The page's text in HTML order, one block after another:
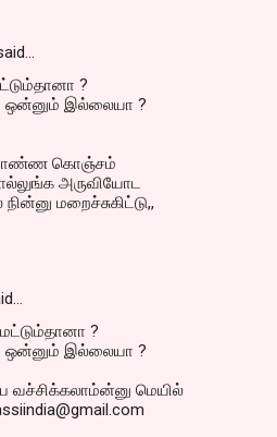
?
ஒன்னும் இல்லையா ?
பொண்ண கொஞ்சம்
அருவியோட
மறைச்சுகிட்டு,,
?
ஒன்னும் இல்லையா ?
வச்சிக்கலாம்ன்னு மெயில்